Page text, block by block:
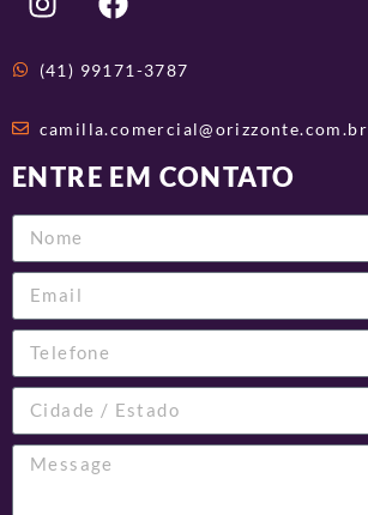
(41) 99171-3787
camilla.comercial@orizzonte.com.br
ENTRE EM CONTATO